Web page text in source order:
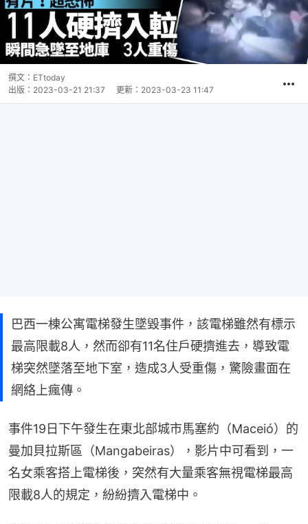
撰文： ETtoday
出版： 2023-03-21 21:37 更新： 2023-03-23 11:47
巴西一棟公寓電梯發生墜毀事件，該電梯雖然有標示
最高限載8人，然而卻有11名住戶硬擠進去，導致電
梯突然墜落至地下室，造成3人受重傷，驚險畫面在
網絡上瘋傳。
事件19日下午發生在東北部城市馬塞約（Maceió）的
曼加貝拉斯區（Mangabeiras），影片中可看到，一
名女乘客搭上電梯後，突然有大量乘客無視電梯最高
限載8人的規定，紛紛擠入電梯中。